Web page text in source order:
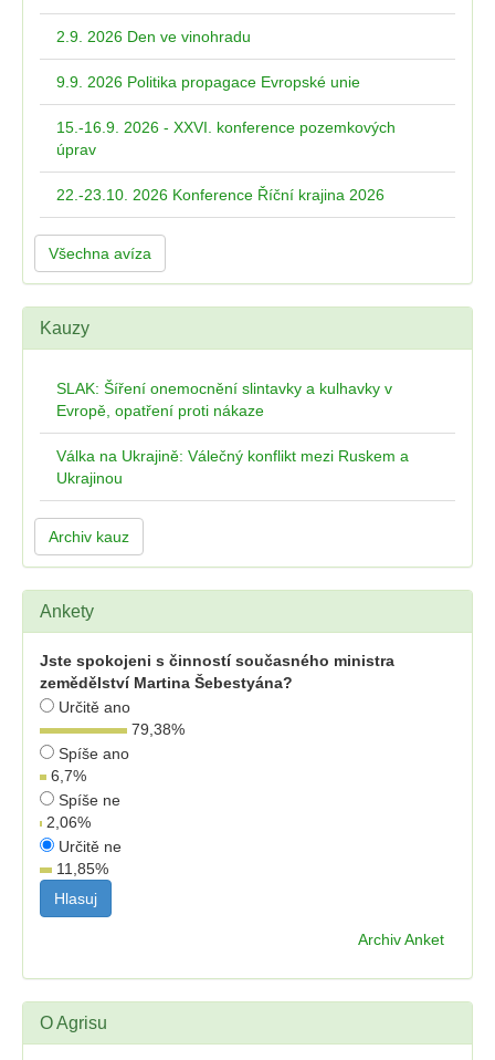
2.9. 2026 Den ve vinohradu
9.9. 2026 Politika propagace Evropské unie
15.-16.9. 2026 - XXVI. konference pozemkových
úprav
22.-23.10. 2026 Konference Říční krajina 2026
Všechna avíza
Kauzy
SLAK: Šíření onemocnění slintavky a kulhavky v
Evropě, opatření proti nákaze
Válka na Ukrajině: Válečný konflikt mezi Ruskem a
Ukrajinou
Archiv kauz
Ankety
Jste spokojeni s činností současného ministra
zemědělství Martina Šebestyána?
Určitě ano
79,38%
Spíše ano
6,7%
Spíše ne
2,06%
Určitě ne
11,85%
Archiv Anket
O Agrisu